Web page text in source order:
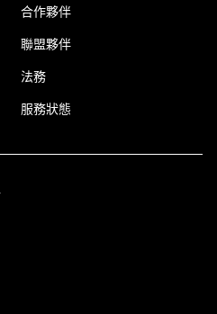
合作夥伴
聯盟夥伴
法務
服務狀態